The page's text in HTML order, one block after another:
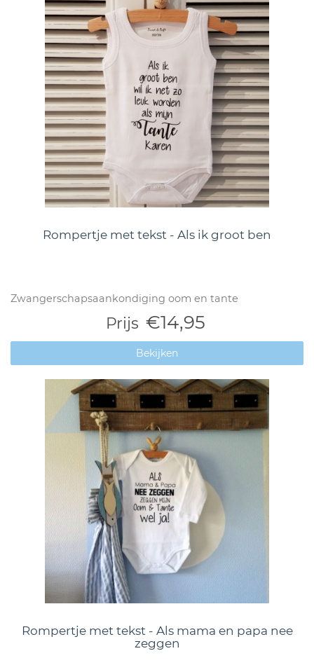
Rompertje met tekst - Als ik groot ben
Zwangerschapsaankondiging oom en tante
Prijs €14,95
Bekijken
Rompertje met tekst - Als mama en papa nee
zeggen